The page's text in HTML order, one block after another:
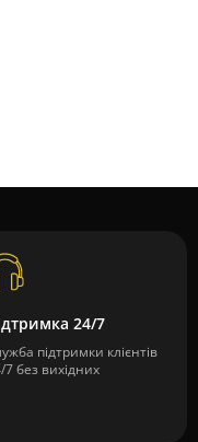
24/7
підтримки клієнтів
7 без вихідних